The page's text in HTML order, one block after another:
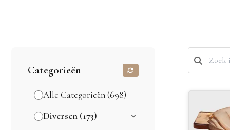
Categorieën
Alle Categorieën (698)
Diversen (173)